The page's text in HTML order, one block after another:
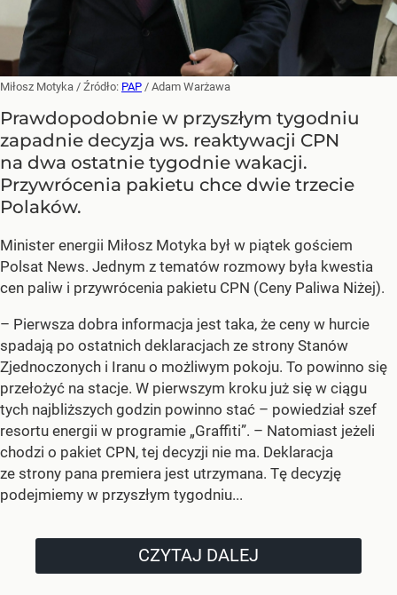
Miłosz Motyka / Źródło: PAP / Adam Warżawa
Prawdopodobnie w przyszłym tygodniu
zapadnie decyzja ws. reaktywacji CPN
na dwa ostatnie tygodnie wakacji.
Przywrócenia pakietu chce dwie trzecie
Polaków.
Minister energii Miłosz Motyka był w piątek gościem
Polsat News. Jednym z tematów rozmowy była kwestia
cen paliw i przywrócenia pakietu CPN (Ceny Paliwa Niżej).
– Pierwsza dobra informacja jest taka, że ceny w hurcie
spadają po ostatnich deklaracjach ze strony Stanów
Zjednoczonych i Iranu o możliwym pokoju. To powinno się
przełożyć na stacje. W pierwszym kroku już się w ciągu
tych najbliższych godzin powinno stać – powiedział szef
resortu energii w programie „Graffiti”. – Natomiast jeżeli
chodzi o pakiet CPN, tej decyzji nie ma. Deklaracja
ze strony pana premiera jest utrzymana. Tę decyzję
podejmiemy w przyszłym tygodniu...
CZYTAJ DALEJ